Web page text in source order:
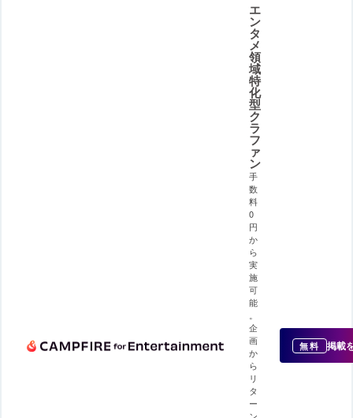
エ
ン
タ
メ
領
域
特
化
型
ク
ラ
フ
ァ
ン
手
数
料
0
円
か
ら
実
施
可
能
。
企
画
か
ら
リ
タ
ー
無料 掲載